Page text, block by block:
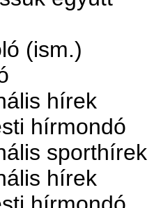
(ism.)
hírek
hírmondó
sporthírek
hírek